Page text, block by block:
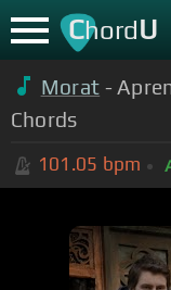
ChordU
Morat -
Chords
101.05 bpm